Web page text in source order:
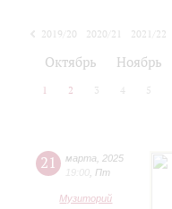
2019/20 2020/21 2021/22
Октябрь Ноябрь
1 2 3 4 5
21 марта
2025
19:00 Пт
Музиторий